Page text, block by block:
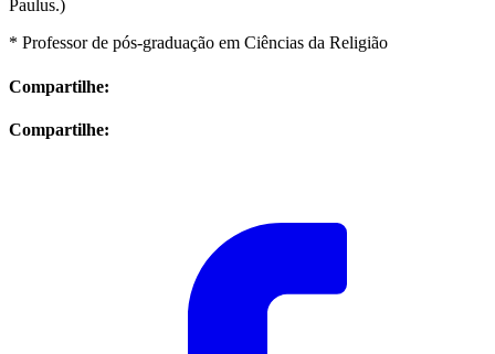
Paulus.)
* Professor de pós-graduação em Ciências da Religião
Compartilhe:
Compartilhe: